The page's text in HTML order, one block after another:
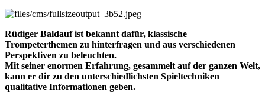
Rüdiger Baldauf ist bekannt dafür, klassische
Trompeterthemen zu hinterfragen und aus verschiedenen
Perspektiven zu beleuchten.
Mit seiner enormen Erfahrung, gesammelt auf der ganzen Welt,
kann er dir zu den unterschiedlichsten Spieltechniken
qualitative Informationen geben.